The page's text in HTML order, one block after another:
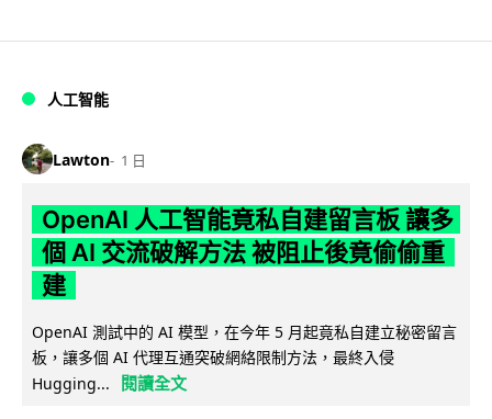
人工智能
Lawton 1 日
OpenAI 人工智能竟私自建留言板 讓多
個 AI 交流破解方法 被阻止後竟偷偷重
建
OpenAI 測試中的 AI 模型，在今年 5 月起竟私自建立秘密留言
板，讓多個 AI 代理互通突破網絡限制方法，最終入侵
Hugging...
閱讀全文